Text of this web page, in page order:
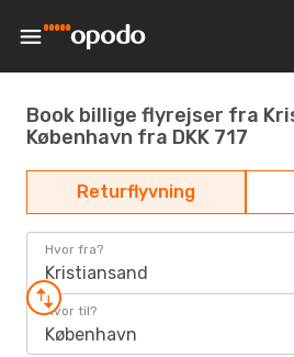
Book billige flyrejser fra
København fra DKK 717
Returflyvning
Hvor fra?
Kristiansand
Hvor til?
København